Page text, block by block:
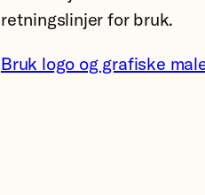
retningslinjer for bruk.
Bruk logo og grafiske